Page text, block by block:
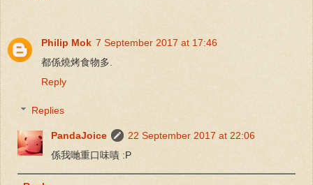
Philip Mok 7 September 2017 at 17:46
都係燒烤食物多.
Reply
Replies
PandaJoice
22 September 2017 at 22:06
係我哋重口味嘖 :P